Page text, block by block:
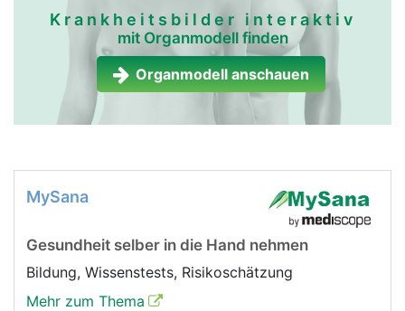
Krankheitsbilder interaktiv
mit Organmodell finden
Organmodell anschauen
MySana
Gesundheit selber in die Hand nehmen
Bildung, Wissenstests, Risikoschätzung
Mehr zum Thema